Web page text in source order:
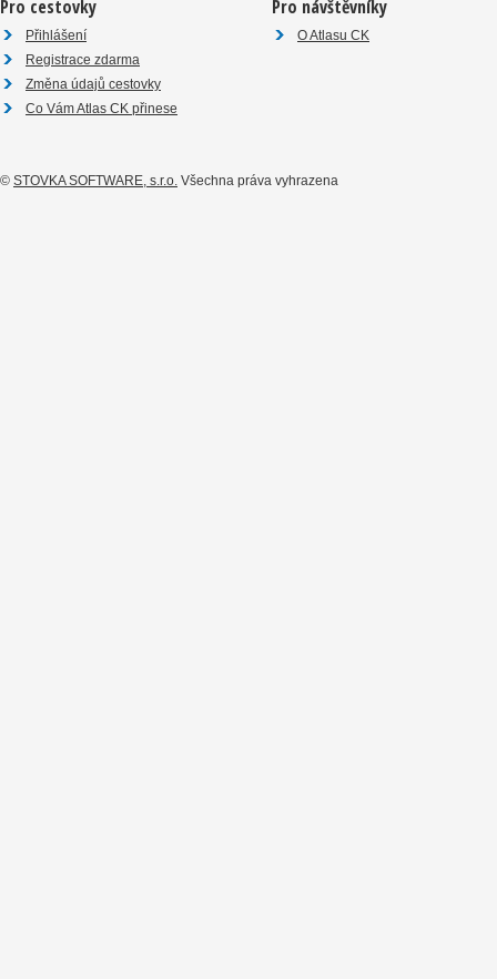
Pro cestovky
Přihlášení
Registrace zdarma
Změna údajů cestovky
Co Vám Atlas CK přinese
Pro návštěvníky
O Atlasu CK
© STOVKA SOFTWARE, s.r.o. Všechna práva vyhrazena